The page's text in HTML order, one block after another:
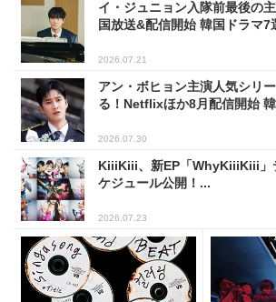
イ・ジュニョン入隊前最後の
国放送&配信開始 韓国ドラマ7
2026.07.21
アン・ボヒョン主演人気シリ
る！Netflixほか8月配信開始
2026.07.30
KiiiKiii、新EP「WhyKiiiKiii」
ケジュール公開！...
2026.07.23